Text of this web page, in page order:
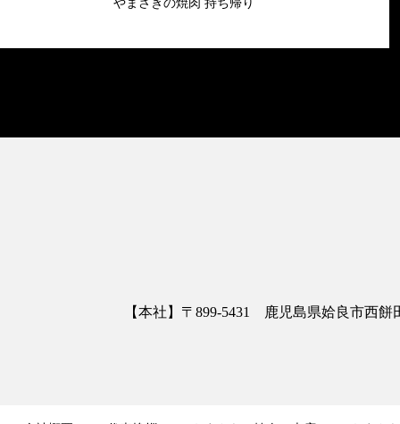
やまさきの焼肉 持ち帰り
【本社】〒899-5431 鹿児島県姶良市西餅